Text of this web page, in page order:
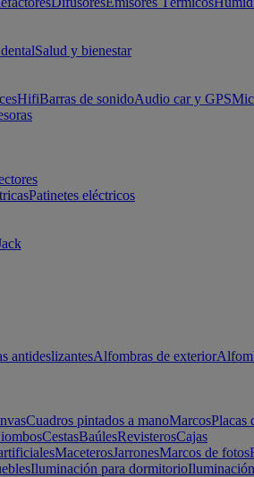
Salud y bienestar
HifiBarras de sonidoAudio car y GPS
Patinetes eléctricos
antideslizantesAlfombras de exterior
Cuadros pintados a manoMarcosPlacas
CestasBaúlesRevisterosCajas
MaceterosJarronesMarcos de fotos
Iluminación para dormitorio